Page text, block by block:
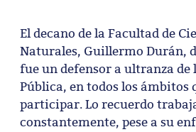
El decano de la Facultad de
Naturales, Guillermo Durán,
fue un defensor a ultranza de
Pública, en todos los ámbitos
participar. Lo recuerdo
constantemente, pese a su